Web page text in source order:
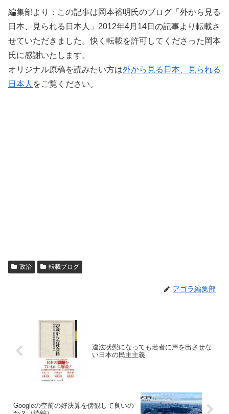
編集部より：この記事は岡本裕明氏のブログ「外から見る
日本、見られる日本人」2012年4月14日の記事より転載さ
せていただきました。快く転載を許可してくださった岡本
氏に感謝いたします。
オリジナル原稿を読みたい方は外から見る日本、見られる
日本人 をご覧ください。
政治 転載ブログ
アゴラ編集部
違法状態になっても若者に声を出させな
い日本の民主主義
Googleの空前の好決算を傍観して良いの